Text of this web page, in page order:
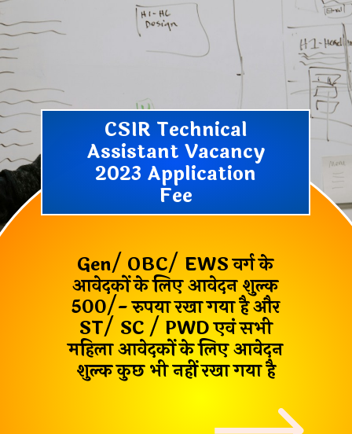
CSIR Technical
Assistant Vacancy
2023 Application
Fee
Gen/ OBC/ EWS वर्ग के
आवेदकों के लिए आवेदन शुल्क
500/- रुपया रखा गया है और
ST/ SC / PWD एवं सभी
महिला आवेदकों के लिए आवेदन
शुल्क कुछ भी नहीं रखा गया है